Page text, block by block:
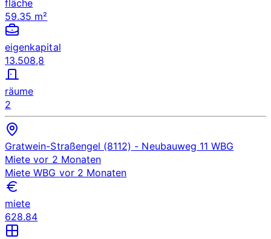
fläche
59.35 m²
eigenkapital
13.508,8
räume
2
Gratwein-Straßengel (8112) - Neubauweg 11 WBG
Miete vor 2 Monaten
Miete WBG vor 2 Monaten
miete
628.84